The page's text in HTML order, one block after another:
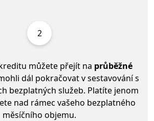
2
můžete přejít na průběžné
dál pokračovat v sestavování s
bezplatných služeb. Platíte jenom
nad rámec vašeho bezplatného
měsíčního objemu.